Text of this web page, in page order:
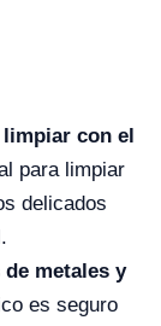
limpiar con el
para limpiar
delicados
metales y
es seguro